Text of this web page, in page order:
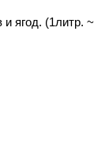
ягод. (1литр. ~